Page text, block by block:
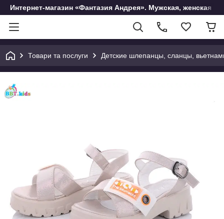
Интернет-магазин «Фантазия Андрея». Мужская, женская и
Товари та послуги Детские шлепанцы, сланцы,